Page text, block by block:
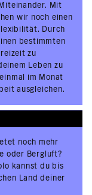
Mit
wir noch einen
Durch
bestimmten
zu
Leben zu
im Monat
ausgleichen.
noch mehr
oder Bergluft?
kannst du bis
Land deiner